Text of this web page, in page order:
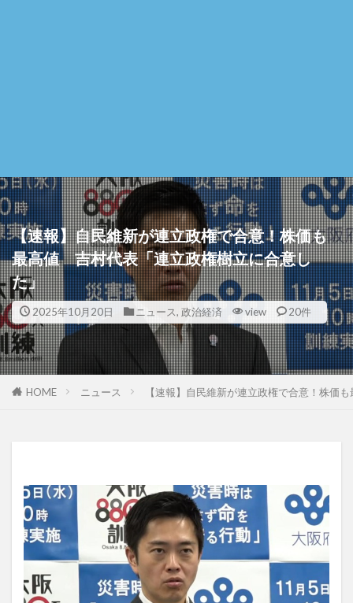
【速報】自民維新が連立政権で合意！株価も
最高値 吉村代表「連立政権樹立に合意し
た」
2025年10月20日 ニュース, 政治経済 view 20件
HOME ニュース 【速報】自民維新が連立政権で合意！株